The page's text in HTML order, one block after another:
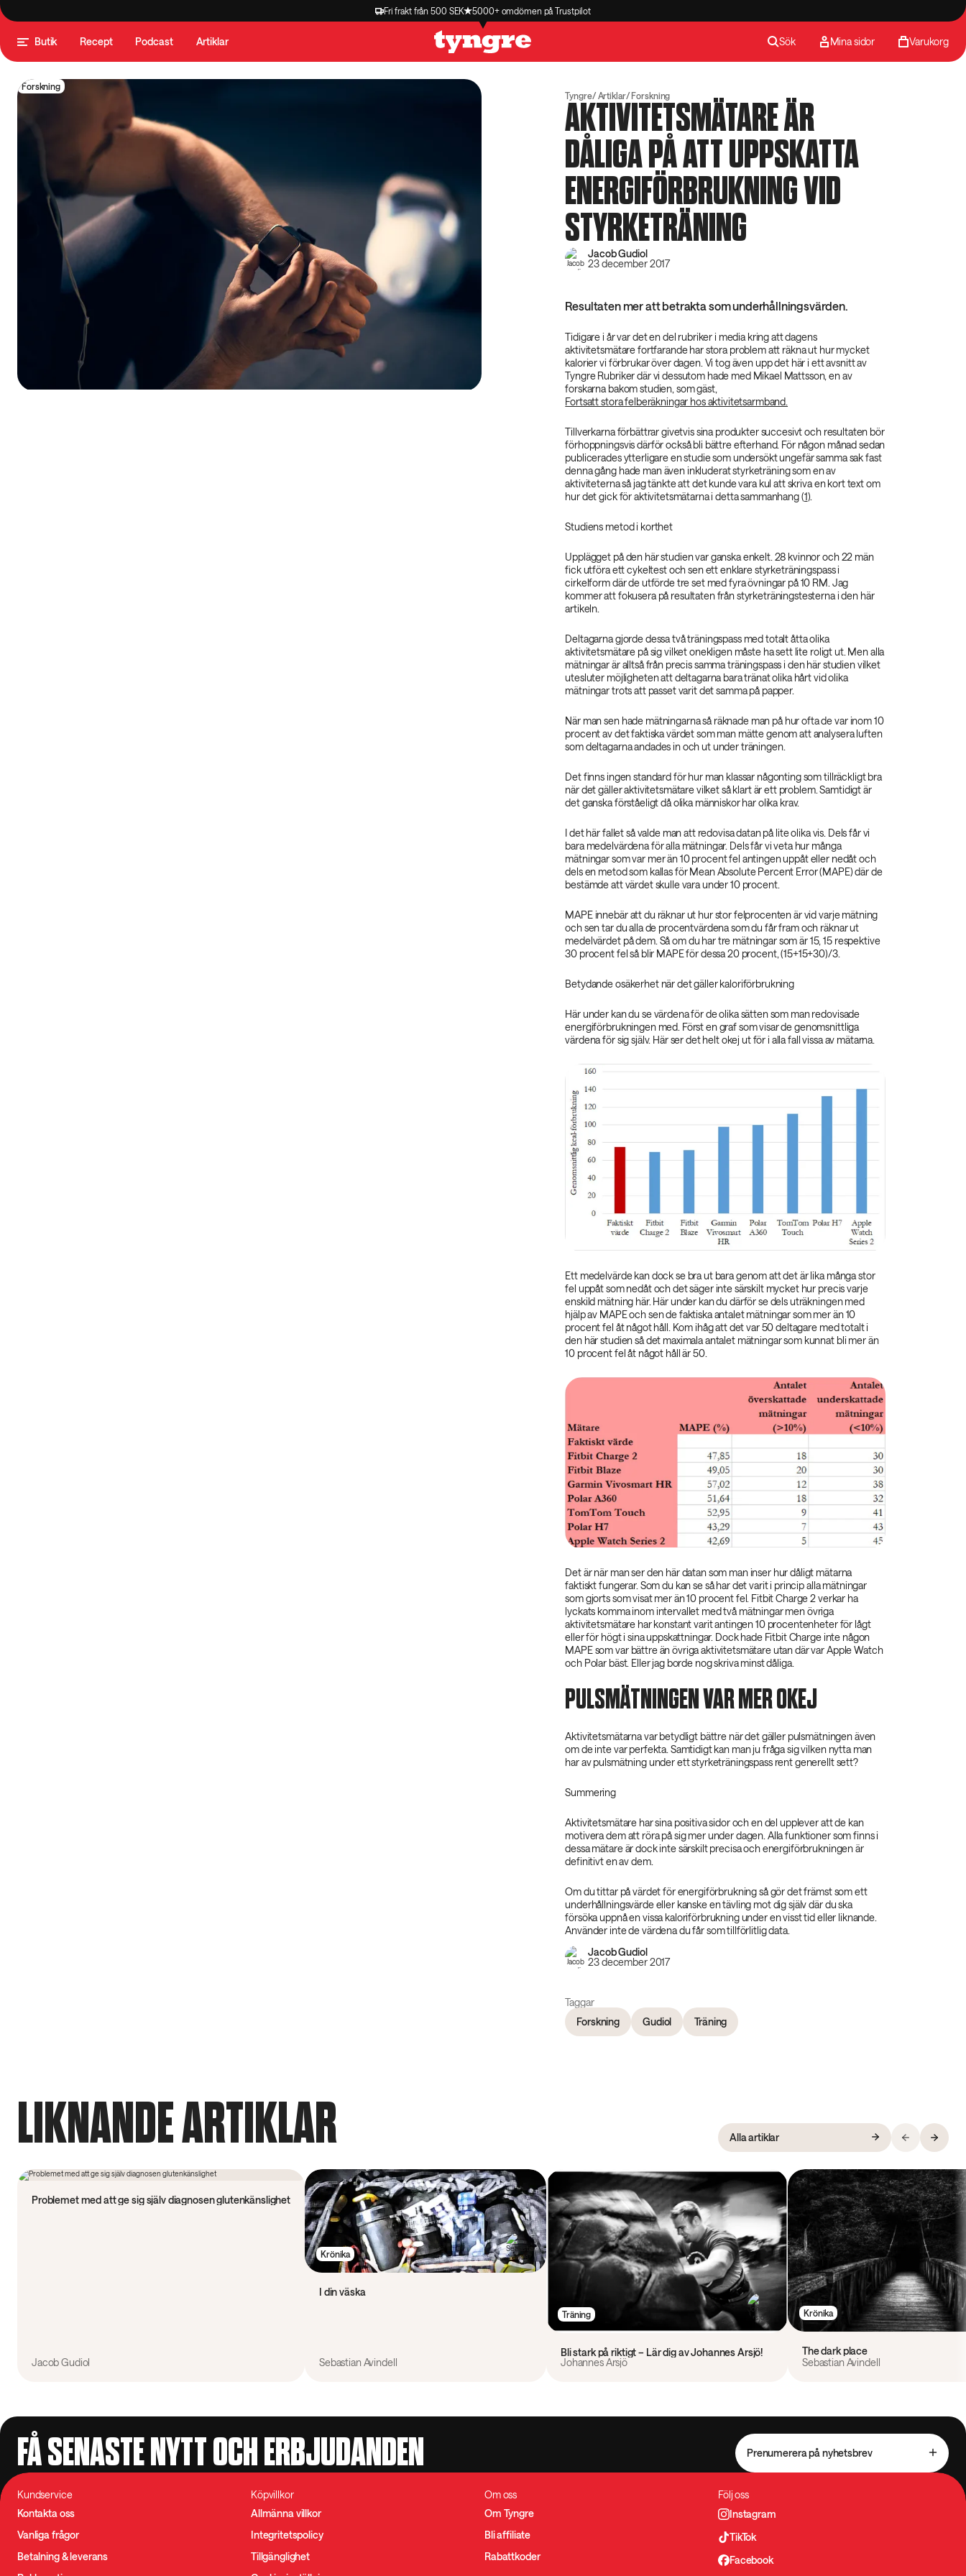
Fri frakt från 500 SEK 5000+ omdömen på Trustpilot
Butik Recept Podcast Artiklar Sök Mina sidor Varukorg
Forskning
Tyngre Artiklar Forskning
AKTIVITETSMÄTARE ÄR
DÅLIGA PÅ ATT UPPSKATTA
ENERGIFÖRBRUKNING VID
STYRKETRÄNING
Jacob Gudiol
23 december 2017
Resultaten mer att betrakta som underhållningsvärden.
Tidigare i år var det en del rubriker i media kring att dagens
aktivitetsmätare fortfarande har stora problem att räkna ut hur mycket
kalorier vi förbrukar över dagen. Vi tog även upp det här i ett avsnitt av
Tyngre Rubriker där vi dessutom hade med Mikael Mattsson, en av
forskarna bakom studien, som gäst,
Fortsatt stora felberäkningar hos aktivitetsarmband.
Tillverkarna förbättrar givetvis sina produkter succesivt och resultaten bör
förhoppningsvis därför också bli bättre efterhand. För någon månad sedan
publicerades ytterligare en studie som undersökt ungefär samma sak fast
denna gång hade man även inkluderat styrketräning som en av
aktiviteterna så jag tänkte att det kunde vara kul att skriva en kort text om
hur det gick för aktivitetsmätarna i detta sammanhang (1).
Studiens metod i korthet
Upplägget på den här studien var ganska enkelt. 28 kvinnor och 22 män
fick utföra ett cykeltest och sen ett enklare styrketräningspass i
cirkelform där de utförde tre set med fyra övningar på 10 RM. Jag
kommer att fokusera på resultaten från styrketräningstesterna i den här
artikeln.
Deltagarna gjorde dessa två träningspass med totalt åtta olika
aktivitetsmätare på sig vilket onekligen måste ha sett lite roligt ut. Men alla
mätningar är alltså från precis samma träningspass i den här studien vilket
utesluter möjligheten att deltagarna bara tränat olika hårt vid olika
mätningar trots att passet varit det samma på papper.
När man sen hade mätningarna så räknade man på hur ofta de var inom 10
procent av det faktiska värdet som man mätte genom att analysera luften
som deltagarna andades in och ut under träningen.
Det finns ingen standard för hur man klassar någonting som tillräckligt bra
när det gäller aktivitetsmätare vilket så klart är ett problem. Samtidigt är
det ganska förståeligt då olika människor har olika krav.
I det här fallet så valde man att redovisa datan på lite olika vis. Dels får vi
bara medelvärdena för alla mätningar. Dels får vi veta hur många
mätningar som var mer än 10 procent fel antingen uppåt eller nedåt och
dels en metod som kallas för Mean Absolute Percent Error (MAPE) där de
bestämde att värdet skulle vara under 10 procent.
MAPE innebär att du räknar ut hur stor felprocenten är vid varje mätning
och sen tar du alla de procentvärdena som du får fram och räknar ut
medelvärdet på dem. Så om du har tre mätningar som är 15, 15 respektive
30 procent fel så blir MAPE för dessa 20 procent, (15+15+30)/3.
Betydande osäkerhet när det gäller kaloriförbrukning
Här under kan du se värdena för de olika sätten som man redovisade
energiförbrukningen med. Först en graf som visar de genomsnittliga
värdena för sig själv. Här ser det helt okej ut för i alla fall vissa av mätarna.
Ett medelvärde kan dock se bra ut bara genom att det är lika många stor
fel uppåt som nedåt och det säger inte särskilt mycket hur precis varje
enskild mätning här. Här under kan du därför se dels uträkningen med
hjälp av MAPE och sen de faktiska antalet mätningar som mer än 10
procent fel åt något håll. Kom ihåg att det var 50 deltagare med totalt i
den här studien så det maximala antalet mätningar som kunnat bli mer än
10 procent fel åt något håll är 50.
Det är när man ser den här datan som man inser hur dåligt mätarna
faktiskt fungerar. Som du kan se så har det varit i princip alla mätningar
som gjorts som visat mer än 10 procent fel. Fitbit Charge 2 verkar ha
lyckats komma inom intervallet med två mätningar men övriga
aktivitetsmätare har konstant varit antingen 10 procentenheter för lågt
eller för högt i sina uppskattningar. Dock hade Fitbit Charge inte någon
MAPE som var bättre än övriga aktivitetsmätare utan där var Apple Watch
och Polar bäst. Eller jag borde nog skriva minst dåliga.
PULSMÄTNINGEN VAR MER OKEJ
Aktivitetsmätarna var betydligt bättre när det gäller pulsmätningen även
om de inte var perfekta. Samtidigt kan man ju fråga sig vilken nytta man
har av pulsmätning under ett styrketräningspass rent generellt sett?
Summering
Aktivitetsmätare har sina positiva sidor och en del upplever att de kan
motivera dem att röra på sig mer under dagen. Alla funktioner som finns i
dessa mätare är dock inte särskilt precisa och energiförbrukningen är
definitivt en av dem.
Om du tittar på värdet för energiförbrukning så gör det främst som ett
underhållningsvärde eller kanske en tävling mot dig själv där du ska
försöka uppnå en vissa kaloriförbrukning under en visst tid eller liknande.
Använder inte de värdena du får som tillförlitlig data.
Jacob Gudiol
23 december 2017
Taggar
Forskning
Gudiol Träning
LIKNANDE ARTIKLAR Alla artiklar
Problemet med att ge sig själv diagnosen glutenkänslighet
Jacob Gudiol
Krönika
I din väska
Sebastian Avindell
Träning
Bli stark på riktigt – Lär dig av Johannes Årsjö!
Johannes Årsjö
Krönika
The dark place
Sebastian Avindell
FÅ SENASTE NYTT OCH ERBJUDANDEN Prenumerera på nyhetsbrev
Kundservice
Kontakta oss
Vanliga frågor
Betalning & leverans
Köpvillkor
Allmänna villkor
Integritetspolicy
Tillgänglighet
Om oss
Om Tyngre
Bli affiliate
Rabattkoder
Följ oss
Instagram
TikTok
Facebook